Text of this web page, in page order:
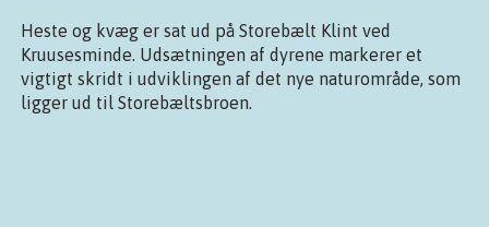
Heste og kvæg er sat ud på Storebælt Klint ved
Kruusesminde. Udsætningen af dyrene markerer et
vigtigt skridt i udviklingen af det nye naturområde, som
ligger ud til Storebæltsbroen.